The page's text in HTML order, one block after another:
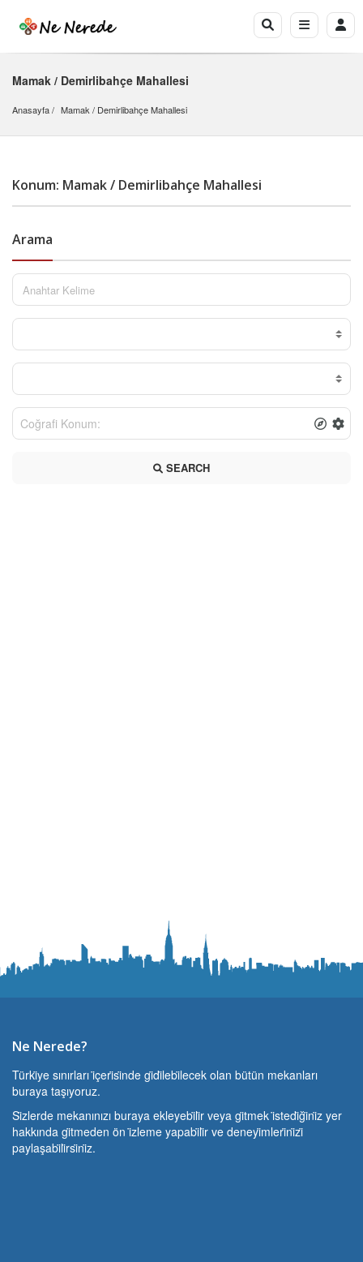
Mamak / Demirlibahçe Mahallesi
Anasayfa Mamak / Demirlibahçe Mahallesi
Konum: Mamak / Demirlibahçe Mahallesi
Arama
SEARCH
Ne Nerede?
Türki̇ye sınırları i̇çeri̇si̇nde gi̇di̇lebi̇lecek olan bütün mekanları
buraya taşıyoruz.
Si̇zlerde mekanınızı buraya ekleyebi̇li̇r veya gi̇tmek i̇stedi̇ği̇ni̇z yer
hakkında gi̇tmeden ön i̇zleme yapabi̇li̇r ve deneyi̇mleri̇ni̇zi̇
paylaşabi̇li̇rsi̇ni̇z.